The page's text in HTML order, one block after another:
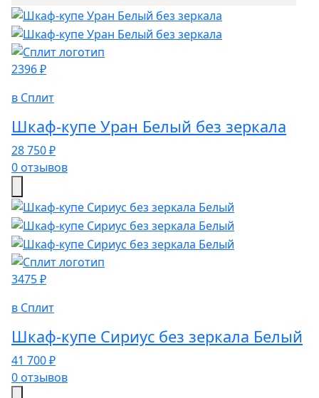
2396 ₽
в Сплит
Шкаф-купе Уран Белый без зеркала
28 750 ₽
0 отзывов
3475 ₽
в Сплит
Шкаф-купе Сириус без зеркала Белый
41 700 ₽
0 отзывов